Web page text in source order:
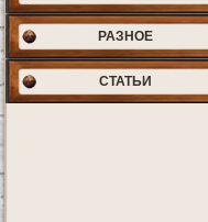
РАЗНОЕ
СТАТЬИ